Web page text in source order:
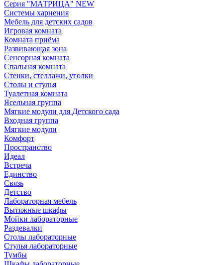
Серия "МАТРИЦА" NEW
Системы харнения
Мебель для детских садов
Игровая комната
Комната приёма
Развивающая зона
Сенсорная комната
Спальная комната
Стенки, стеллажи, уголки
Столы и стулья
Туалетная комната
Ясельная группа
Мягкие модули для Детского сада
Входная группа
Мягкие модули
Комфорт
Пространство
Идеал
Встреча
Единство
Связь
Детство
Лабораторная мебель
Вытяжные шкафы
Мойки лабораторные
Раздевалки
Столы лабораторные
Стулья лабораторные
Тумбы